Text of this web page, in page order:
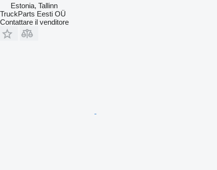
Estonia, Tallinn
TruckParts Eesti OÜ
Contattare il venditore